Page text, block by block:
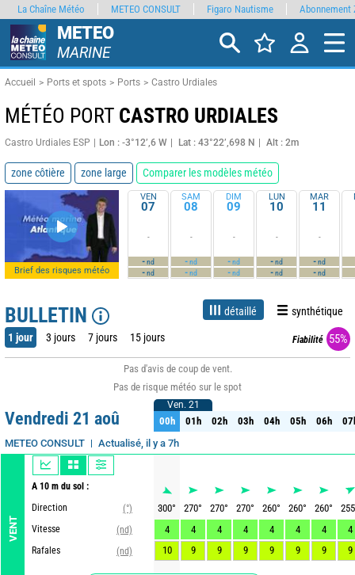
METEO
MARINE
Accueil Ports et spots Ports Castro Urdiales
MÉTÉO PORT CASTRO URDIALES
Castro Urdiales ESP Lon : -3°12’,6 W Lat : 43°22’,698 N Alt : 2m
zone côtière zone large Comparer les modèles météo
Brief des risques météo
VEN
07
-
-nd
-nd
SAM
08
-
-nd
-nd
DIM
09
-
-nd
-nd
LUN
10
-
-nd
-nd
MAR
11
-
-nd
-nd
BULLETIN détaillé synthétique
1 jour 3 jours 7 jours 15 jours Fiabilité 55%
Pas d'avis de coup de vent.
Pas de risque météo sur le spot
Vendredi 21 aoû
METEO CONSULT Actualisé, il y a 7h
VENT
A 10 m du sol :
Direction
(°)
Vitesse
(nd)
Rafales
(nd)
Ven. 21
00h 01h 02h 03h 04h 05h 06h
Ven. 21
00h 01h 02h 03h 04h 05h 06h
300° 270° 270° 270° 260° 260° 260°
255
4
4 4 4 4 4 4
4
10
9 9 9 9 9 9 9
La Chaîne Météo METEO CONSULT Figaro Nautisme Abonnement